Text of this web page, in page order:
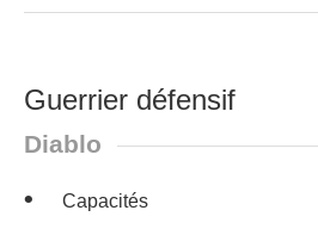
Guerrier défensif
Diablo
Capacités